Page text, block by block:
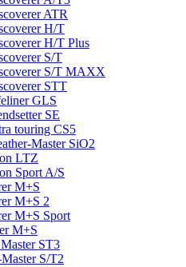
ATR
H/T
H/T Plus
S/T
S/T MAXX
STT
GLS
SE
touring CS5
Master SiO2
LTZ
Sport A/S
M+S
M+S 2
M+S Sport
M+S
ST3
S/T2